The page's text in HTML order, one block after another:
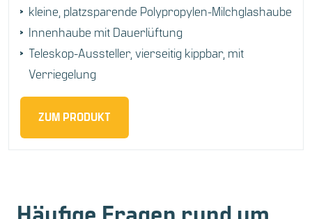
kleine, platzsparende Polypropylen-Milchglashaube
Innenhaube mit Dauerlüftung
Teleskop-Aussteller, vierseitig kippbar, mit
Verriegelung
ZUM PRODUKT